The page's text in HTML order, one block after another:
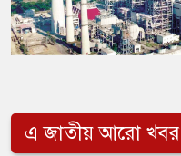
এ জাতীয় আরো খবর